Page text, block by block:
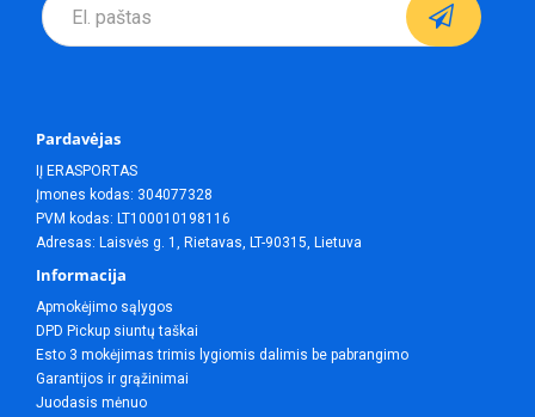
Pardavėjas
IĮ ERASPORTAS
Įmones kodas: 304077328
PVM kodas: LT100010198116
Adresas: Laisvės g. 1, Rietavas, LT-90315, Lietuva
Informacija
Apmokėjimo sąlygos
DPD Pickup siuntų taškai
Esto 3 mokėjimas trimis lygiomis dalimis be pabrangimo
Garantijos ir grąžinimai
Juodasis mėnuo